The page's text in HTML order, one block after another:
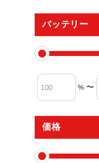
バッテリー
% 〜
価格